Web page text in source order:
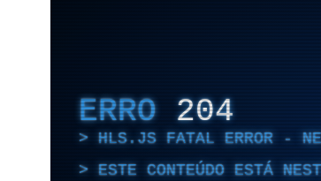
ERRO 204
HLS.JS FATAL ERROR -
ESTE CONTEÚDO ESTÁ